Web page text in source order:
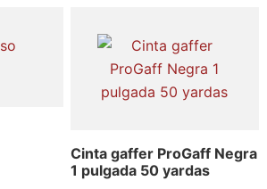
Añadir al carrito
Cinta gaffer ProGaff Negra
1 pulgada 50 yardas